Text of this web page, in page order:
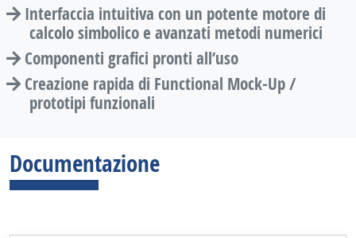
Interfaccia intuitiva con un potente motore di
calcolo simbolico e avanzati metodi numerici
Componenti grafici pronti all’uso
Creazione rapida di Functional Mock-Up /
prototipi funzionali
Documentazione